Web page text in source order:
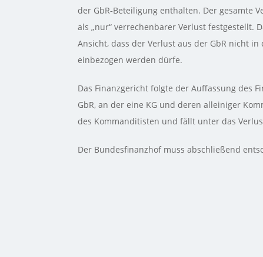
der GbR‑Beteiligung enthalten. Der gesamte
als „nur“ verrechenbarer Verlust festgestellt.
Ansicht, dass der Verlust aus der GbR nicht
einbezogen werden dürfe.
Das Finanzgericht folgte der Auffassung des
GbR, an der eine KG und deren alleiniger
des Kommanditisten und fällt unter das
Der Bundesfinanzhof muss abschließend